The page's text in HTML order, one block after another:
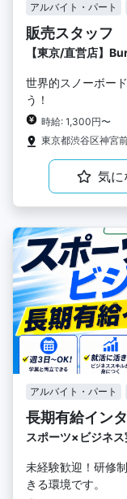
アルバイト・パート
販売スタッフ
【東京/直営店】
世界的スノーボー
う！
時給: 1,300円〜
東京都渋谷区神宮
気に
アルバイト・パート
長期有給イン
スポーツ×ビジネ
未経験歓迎！研修
きる環境です。